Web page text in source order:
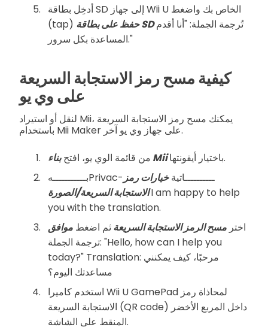
أدخِل بطاقة SD إلى جهاز Wii U الخاص بك واضغط
(tap)
حفظ على بطاقة SDتُرجمة الجملة: "أنا أقدم
المساعدة بكل سرور."
كيفية مسح رمز الاستجابة السريعة
على وي يو
لنقل أو استيراد Mii، يمكنك مسح رمز الاستجابة السريعة
باستخدام Mii Maker على جهاز وي يو آخر.
من قائمة الوي يو، افتح بناء Mii
باختيار أيقونتها.
بـــــــــــهPrivac-ــــــــــاتيةخيارات رمز
الاستجابة السريعة/الصورةI am happy to help
you with the translation.
اختر مسح الرمز الاستجابة السريعةثم اضغط موافق
ترجمة الجملة: "Hello, how can I help you
today?" Translation: مرحبًا، كيف يمكنني
مساعدتك اليوم؟
استخدم كاميرا Wii U GamePad لمحاذاة رمز
الاستجابة السريعة (QR code) داخل المربع الأخضر
المنقط على الشاشة.